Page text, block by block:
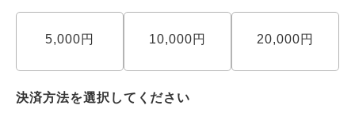
5,000円 10,000円 20,000円
決済方法を選択してください